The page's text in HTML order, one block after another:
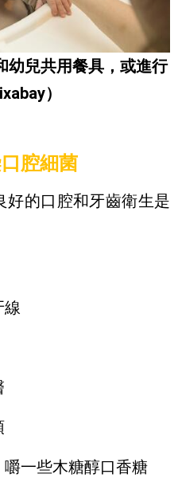
幼兒共用餐具，或進行
）
腔細菌
好的口腔和牙齒衛生是
線
一些木糖醇口香糖